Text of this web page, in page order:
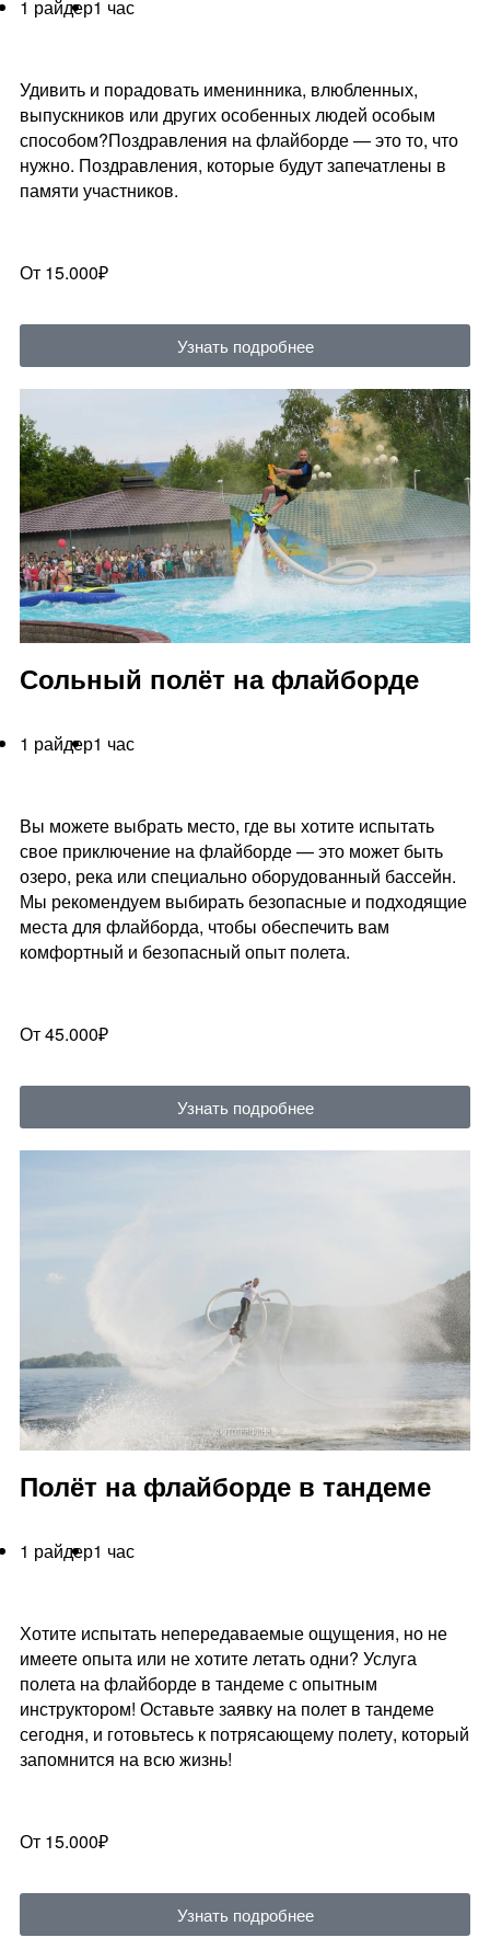
1 райдер1 час
Удивить и порадовать именинника, влюбленных,
выпускников или других особенных людей особым
способом?Поздравления на флайборде — это то, что
нужно. Поздравления, которые будут запечатлены в
памяти участников.
От 15.000₽
Узнать подробнее
Сольный полёт на флайборде
1 райдер1 час
Вы можете выбрать место, где вы хотите испытать
свое приключение на флайборде — это может быть
озеро, река или специально оборудованный бассейн.
Мы рекомендуем выбирать безопасные и подходящие
места для флайборда, чтобы обеспечить вам
комфортный и безопасный опыт полета.
От 45.000₽
Узнать подробнее
Полёт на флайборде в тандеме
1 райдер1 час
Хотите испытать непередаваемые ощущения, но не
имеете опыта или не хотите летать одни? Услуга
полета на флайборде в тандеме с опытным
инструктором! Оставьте заявку на полет в тандеме
сегодня, и готовьтесь к потрясающему полету, который
запомнится на всю жизнь!
От 15.000₽
Узнать подробнее